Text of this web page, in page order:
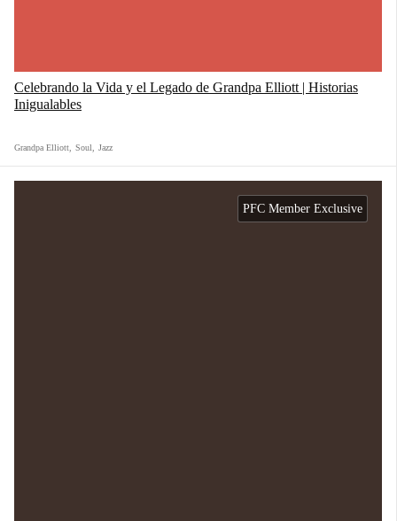
Celebrando la Vida y el Legado de Grandpa Elliott | Historias
Inigualables
Grandpa Elliott Soul Jazz
PFC Member Exclusive